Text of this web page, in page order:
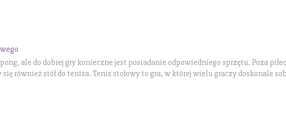
ale do dobrej gry konieczne jest posiadanie odpowiedniego sprzętu. Poza
również stół do tenisa. Tenis stołowy to gra, w której wielu graczy doskonale